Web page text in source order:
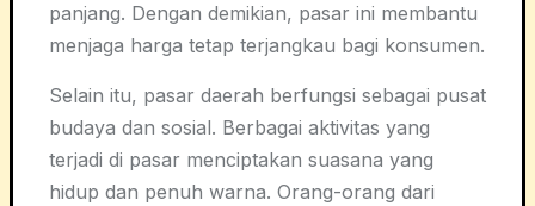
panjang. Dengan demikian, pasar ini membantu
menjaga harga tetap terjangkau bagi konsumen.
Selain itu, pasar daerah berfungsi sebagai pusat
budaya dan sosial. Berbagai aktivitas yang
terjadi di pasar menciptakan suasana yang
hidup dan penuh warna. Orang-orang dari